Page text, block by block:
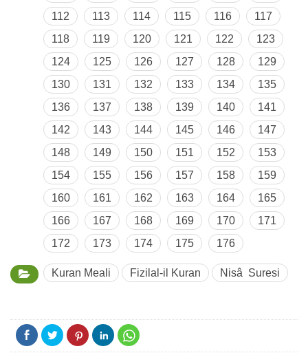
112
113 114 115 116
117
118
119 120 121 122
123
124
125 126 127 128
129
130
131 132 133 134
135
136
137 138 139 140
141
142
143 144 145 146
147
148
149 150 151 152
153
154
155 156 157 158
159
160
161 162 163 164
165
166
167 168 169 170
171
172
173 174 175 176
Kuran Meali Fizilal-il Kuran Nisâ Suresi